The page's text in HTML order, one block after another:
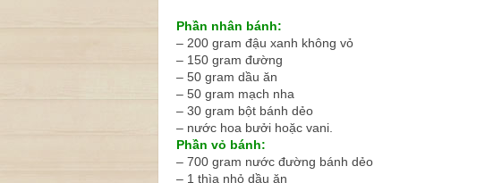
Phần nhân bánh:
– 200 gram đậu xanh không vỏ
– 150 gram đường
– 50 gram dầu ăn
– 50 gram mạch nha
– 30 gram bột bánh dẻo
– nước hoa bưởi hoặc vani.
Phần vỏ bánh:
– 700 gram nước đường bánh dẻo
– 1 thìa nhỏ dầu ăn